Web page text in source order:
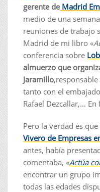
gerente deMadrid
medio de una
reuniones de trabajo
Madrid de mi libro «
conferencia sobre
almuerzo que
Jaramillo
tanto con el
Rafael Dezcallar,…
Pero la verdad es
Vivero de Empresas
antes, había
comentaba, «Actúa
encontrar un grupo
todas las edades